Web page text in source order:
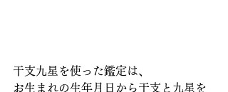
干支九星を使った鑑定は、
お生まれの生年月日から干支と九星を